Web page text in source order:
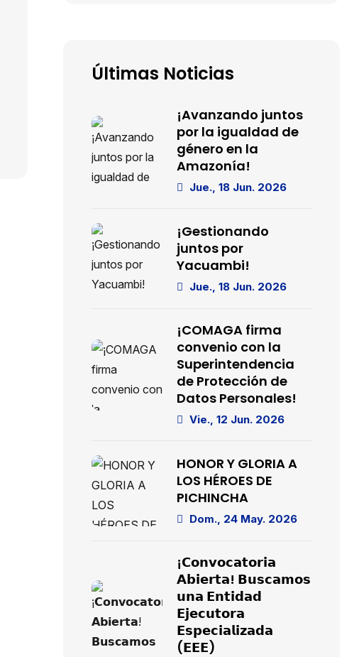
Últimas Noticias
¡Avanzando juntos
por la igualdad de
género en la
Amazonía!
Jue., 18 Jun. 2026
¡Gestionando
juntos por
Yacuambi!
Jue., 18 Jun. 2026
¡COMAGA firma
convenio con la
Superintendencia
de Protección de
Datos Personales!
Vie., 12 Jun. 2026
HONOR Y GLORIA A
LOS HÉROES DE
PICHINCHA
Dom., 24 May. 2026
¡𝗖𝗼𝗻𝘃𝗼𝗰𝗮𝘁𝗼𝗿𝗶𝗮
𝗔𝗯𝗶𝗲𝗿𝘁𝗮! 𝗕𝘂𝘀𝗰𝗮𝗺𝗼𝘀
𝘂𝗻𝗮 𝗘𝗻𝘁𝗶𝗱𝗮𝗱
𝗘𝗷𝗲𝗰𝘂𝘁𝗼𝗿𝗮
𝗘𝘀𝗽𝗲𝗰𝗶𝗮𝗹𝗶𝘇𝗮𝗱𝗮
(𝗘𝗘𝗘)